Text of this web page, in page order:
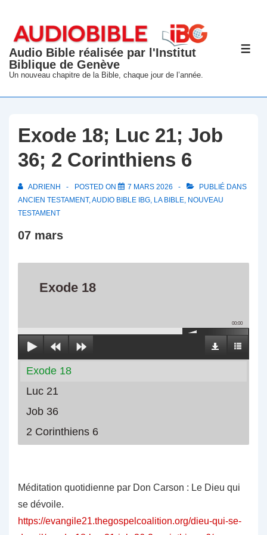
passer
contenu
principal
Audio Bible réalisée par l'Institut
Biblique de Genève
Un nouveau chapitre de la Bible, chaque jour de l’année.
Exode 18; Luc 21; Job
36; 2 Corinthiens 6
ADRIENH POSTED ON 7 MARS 2026
PUBLIÉ DANS
ANCIEN TESTAMENT,AUDIO BIBLE IBG, LA BIBLE, NOUVEAU
TESTAMENT
07 mars
Exode 18
00:00
Exode 18
Luc 21
Job 36
2 Corinthiens 6
Méditation quotidienne par Don Carson : Le Dieu qui
se dévoile.
https://evangile21.thegospelcoalition.org/dieu-qui-se-